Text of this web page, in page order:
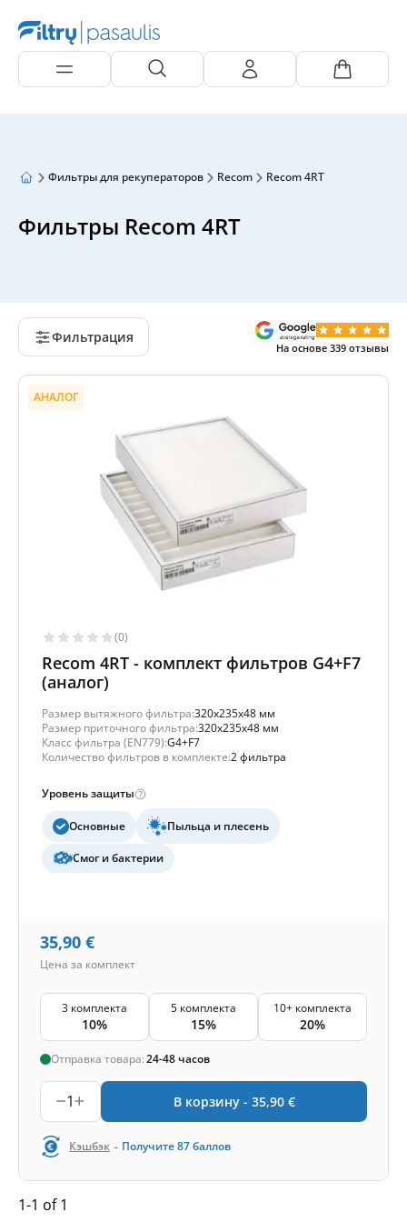
Фильтры для рекуператоров Recom Recom 4RT
Фильтры Recom 4RT
Фильтрация
На основе 339 отзывы
АНАЛОГ
(0)
Recom 4RT - комплект фильтров G4+F7
(аналог)
Размер вытяжного фильтра:320x235x48 мм
Размер приточного фильтра:320x235x48 мм
Класс фильтра (EN779):G4+F7
Количество фильтров в комплекте:2 фильтра
Уровень защиты
Основные Пыльца и плесень
Смог и бактерии
35,90 €
Цена за комплект
3 комплекта
10%
5 комплекта
15%
10+ комплекта
20%
Отправка товара:24-48 часов
1 В корзину - 35,90 €
Кэшбэк - Получите87баллов
1-1 of 1